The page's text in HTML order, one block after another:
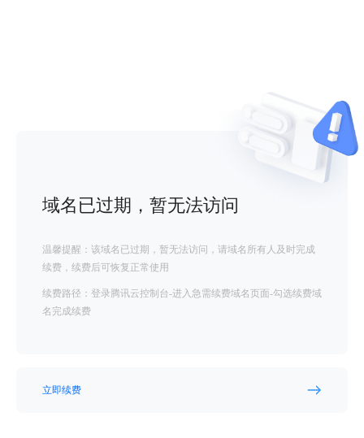
域名已过期，暂无法访问
温馨提醒：该域名已过期，暂无法访问，请域名所有人及时完成
续费，续费后可恢复正常使用
续费路径：登录腾讯云控制台-进入急需续费域名页面-勾选续费域
名完成续费
立即续费